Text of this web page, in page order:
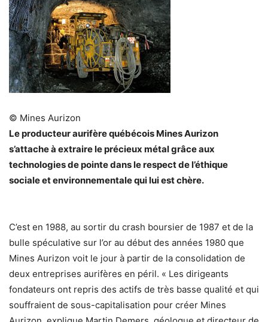
© Mines Aurizon
Le producteur aurifère québécois Mines Aurizon
s’attache à extraire le précieux métal grâce aux
technologies de pointe dans le respect de l’éthique
sociale et environnementale qui lui est chère.
C’est en 1988, au sortir du crash boursier de 1987 et de la
bulle spéculative sur l’or au début des années 1980 que
Mines Aurizon voit le jour à partir de la consolidation de
deux entreprises aurifères en péril. « Les dirigeants
fondateurs ont repris des actifs de très basse qualité et qui
souffraient de sous-capitalisation pour créer Mines